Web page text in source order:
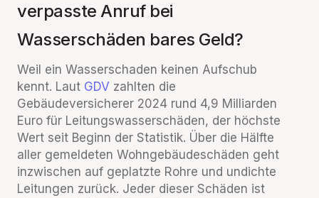
verpasste Anruf bei
Wasserschäden bares Geld?
Weil ein Wasserschaden keinen Aufschub
kennt. Laut GDV zahlten die
Gebäudeversicherer 2024 rund 4,9 Milliarden
Euro für Leitungswasserschäden, der höchste
Wert seit Beginn der Statistik. Über die Hälfte
aller gemeldeten Wohngebäudeschäden geht
inzwischen auf geplatzte Rohre und undichte
Leitungen zurück. Jeder dieser Schäden ist